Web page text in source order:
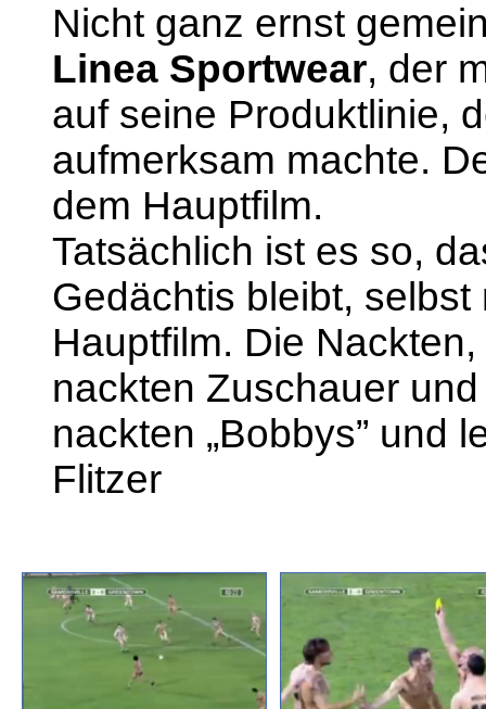
Nicht ganz ernst
Linea Sportwear, der
auf seine Produktlinie,
aufmerksam machte.
dem Hauptfilm.
Tatsächlich ist es so,
Gedächtis bleibt,
Hauptfilm. Die
nackten Zuschauer
nackten „Bobbys” und
Flitzer